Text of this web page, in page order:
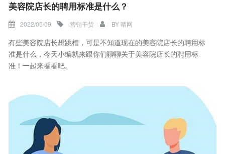
美容院店长的聘用标准是什么？
2022/05/09 营销干货 BY晴网
有些美容院店长想跳槽，可是不知道现在的美容院店长的聘用标
准是什么，今天小编就来跟你们聊聊关于美容院店长的聘用标
准！一起来看看吧。